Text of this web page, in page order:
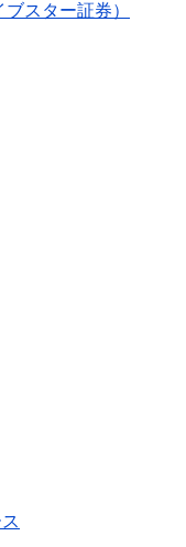
スター証券）